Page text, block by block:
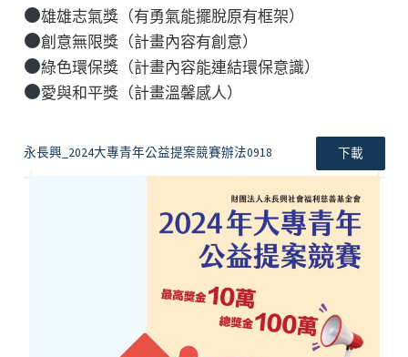
雄雄志氣獎（有勇氣能擺脫原有框架）
創意無限獎（計畫內容有創意）
綠色環保獎（計畫內容能連結環保意識）
愛與和平獎（計畫溫馨感人）
永長興_2024大專青年公益提案競賽辦法0918 下載